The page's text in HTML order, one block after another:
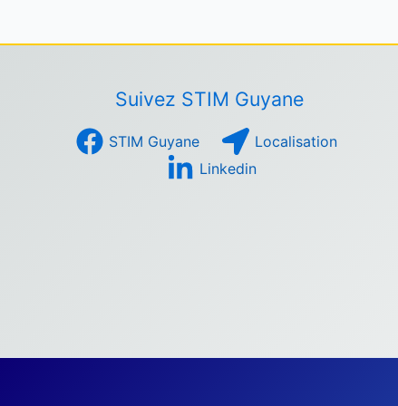
Suivez STIM Guyane
STIM Guyane
Localisation
Linkedin